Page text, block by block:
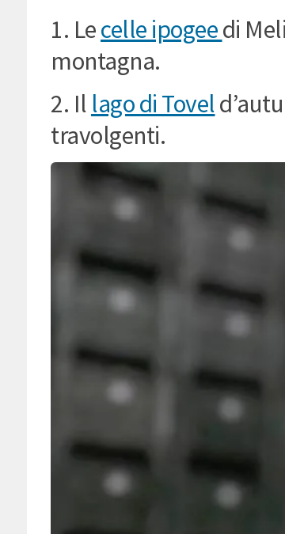
1. Lecelle ipogeedi
montagna.
2. Il lago di Tovel
travolgenti.